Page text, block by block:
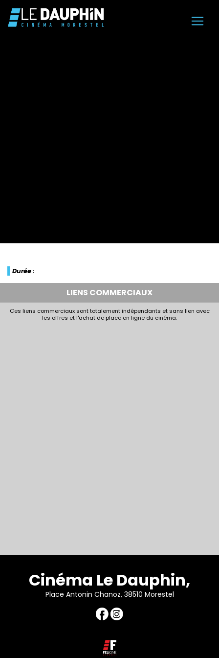
Durée :
LIENS COMMERCIAUX
Ces liens commerciaux sont totalement indépendants et sans lien avec
les offres et l'achat de place en ligne du cinéma.
Cinéma Le Dauphin,
Place Antonin Chanoz, 38510 Morestel